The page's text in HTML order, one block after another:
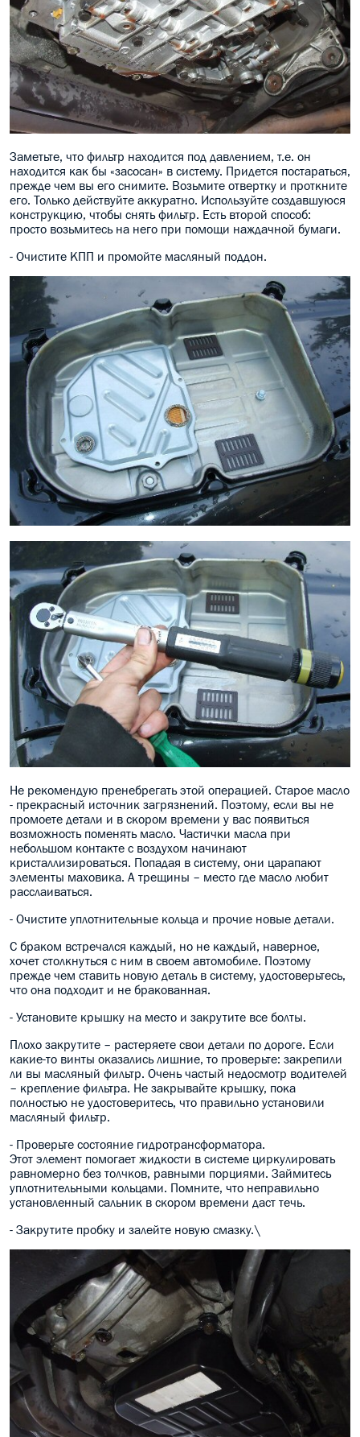
Заметьте, что фильтр находится под давлением, т.е. он
находится как бы «засосан» в систему. Придется постараться,
прежде чем вы его снимите. Возьмите отвертку и проткните
его. Только действуйте аккуратно. Используйте создавшуюся
конструкцию, чтобы снять фильтр. Есть второй способ:
просто возьмитесь на него при помощи наждачной бумаги.
- Очистите КПП и промойте масляный поддон.
Не рекомендую пренебрегать этой операцией. Старое масло
- прекрасный источник загрязнений. Поэтому, если вы не
промоете детали и в скором времени у вас появиться
возможность поменять масло. Частички масла при
небольшом контакте с воздухом начинают
кристаллизироваться. Попадая в систему, они царапают
элементы маховика. А трещины – место где масло любит
расслаиваться.
- Очистите уплотнительные кольца и прочие новые детали.
С браком встречался каждый, но не каждый, наверное,
хочет столкнуться с ним в своем автомобиле. Поэтому
прежде чем ставить новую деталь в систему, удостоверьтесь,
что она подходит и не бракованная.
- Установите крышку на место и закрутите все болты.
Плохо закрутите – растеряете свои детали по дороге. Если
какие-то винты оказались лишние, то проверьте: закрепили
ли вы масляный фильтр. Очень частый недосмотр водителей
– крепление фильтра. Не закрывайте крышку, пока
полностью не удостоверитесь, что правильно установили
масляный фильтр.
- Проверьте состояние гидротрансформатора.
Этот элемент помогает жидкости в системе циркулировать
равномерно без толчков, равными порциями. Займитесь
уплотнительными кольцами. Помните, что неправильно
установленный сальник в скором времени даст течь.
- Закрутите пробку и залейте новую смазку.\